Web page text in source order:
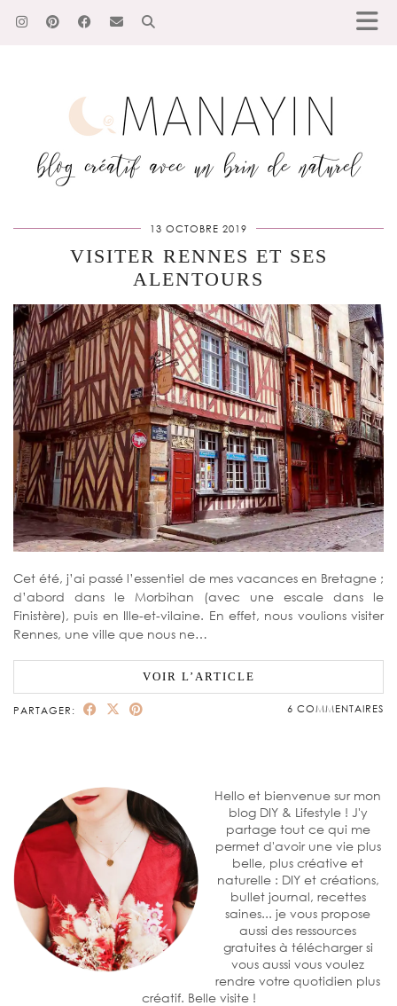
13 OCTOBRE 2019
VISITER RENNES ET SES
ALENTOURS
Cet été, j’ai passé l’essentiel de mes vacances en Bretagne ;
d’abord dans le Morbihan (avec une escale dans le
Finistère), puis en Ille-et-vilaine. En effet, nous voulions visiter
Rennes, une ville que nous ne…
VOIR L’ARTICLE
PARTAGER: 6 COMMENTAIRES
Hello et bienvenue sur mon
blog DIY & Lifestyle ! J'y
partage tout ce qui me
permet d'avoir une vie plus
belle, plus créative et
naturelle : DIY et créations,
bullet journal, recettes
saines... je vous propose
aussi des ressources
gratuites à télécharger si
vous aussi vous voulez
rendre votre quotidien plus
créatif. Belle visite !